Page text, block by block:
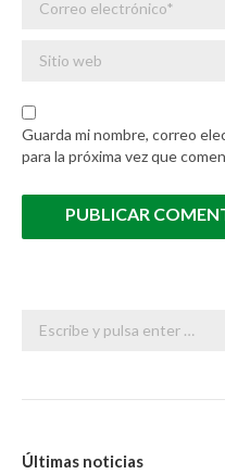
Guarda mi nombre, correo
para la próxima vez que
PUBLICAR
Buscar:
Últimas noticias